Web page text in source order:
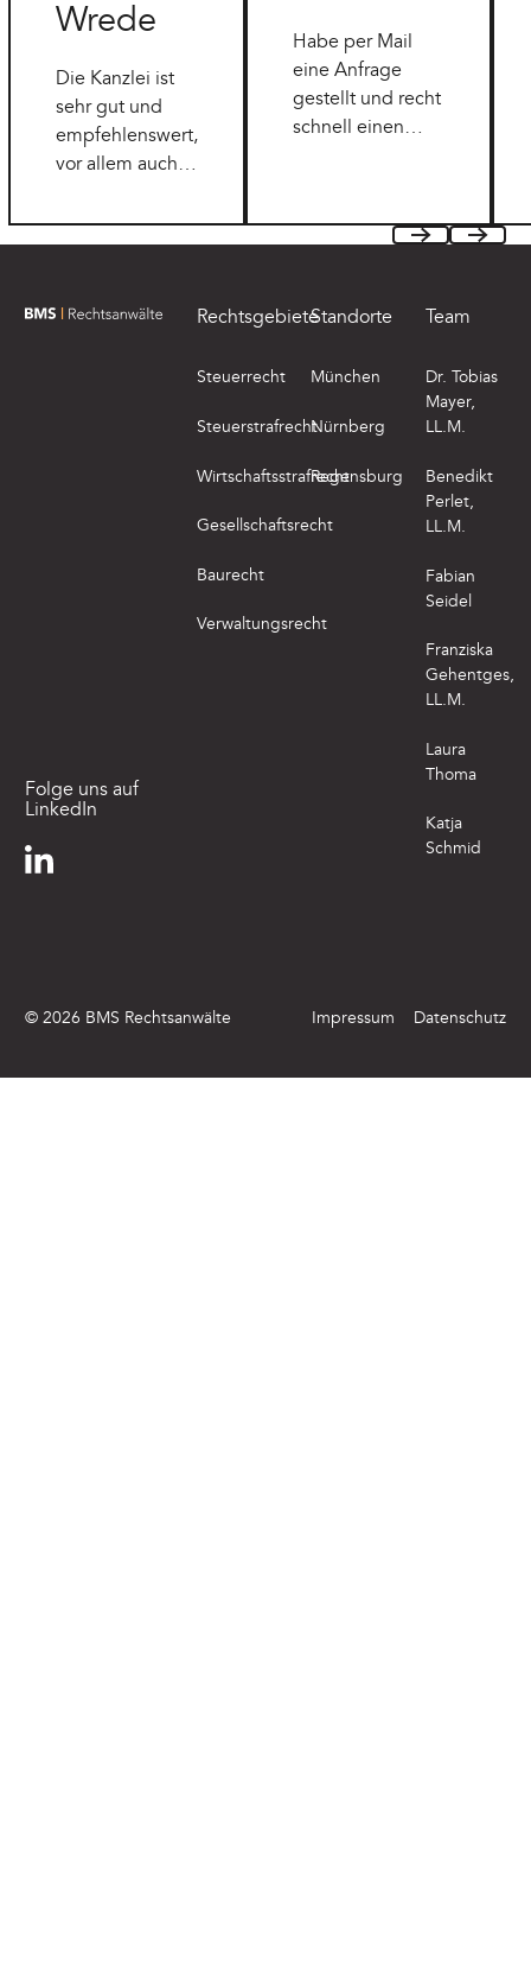
Wrede
Die Kanzlei ist
sehr gut und
empfehlenswert,
vor allem auch in
sind sie fachlich
sehr kompetent.
Habe per Mail
eine Anfrage
gestellt und recht
schnell einen
auch nicht
Danke dafür
zur Startseite von BMS Rechtsanwälte
Folge uns auf
LinkedIn
Rechtsgebiete
Steuerrecht
Steuerstrafrecht
Wirtschaftsstrafrecht
Gesellschaftsrecht
Baurecht
Verwaltungsrecht
Standorte
München
Nürnberg
Regensburg
Team
Dr. Tobias
Mayer,
LL.M.
Benedikt
Perlet,
LL.M.
Fabian
Seidel
Franziska
Gehentges,
LL.M.
Laura
Thoma
Katja
Schmid
©2026 BMS Rechtsanwälte Impressum Datenschutz